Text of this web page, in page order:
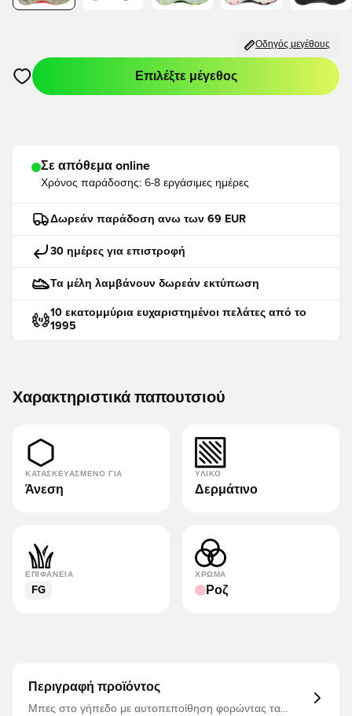
Οδηγός μεγέθους
Ανοίγει ένα Modal για να συνδεθείτε ή να εγγραφείτε ως
Επιλέξτε μέγεθος
Σε απόθεμα online
Χρόνος παράδοσης: 6-8 εργάσιμες ημέρες
Δωρεάν παράδοση ανω των 69 EUR
30 ημέρες για επιστροφή
Τα μέλη λαμβάνουν δωρεάν εκτύπωση
10 εκατομμύρια ευχαριστημένοι πελάτες από το
1995
Χαρακτηριστικά παπουτσιού
ΚΑΤΑΣΚΕΥΑΣΜΈΝΟ ΓΙΑ
Άνεση
ΥΛΙΚΌ
Δερμάτινο
ΕΠΙΦΆΝΕΙΑ
FG
ΧΡΏΜΑ
Ροζ
Περιγραφή προϊόντος
Μπες στο γήπεδο με αυτοπεποίθηση φορώντας τα